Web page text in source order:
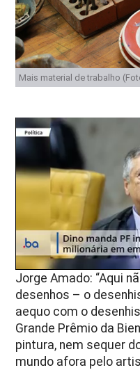
Mais material de trabalho
Próximo vídeo em 5
Jorge Amado: “Aqui
desenhos – o
aequo com o
Grande Prêmio da
pintura, nem sequer
mundo afora pelo